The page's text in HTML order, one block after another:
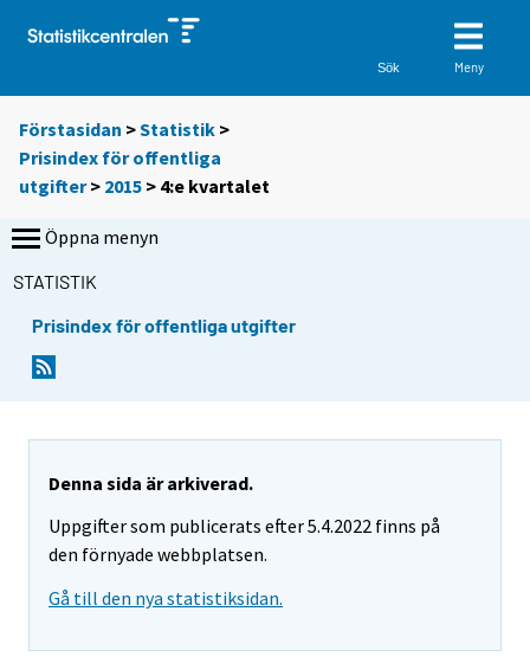
Sök Meny
Förstasidan >Statistik >
Prisindex för offentliga
utgifter> 2015 > 4:e kvartalet
Öppna menyn
STATISTIK
Prisindex för offentliga utgifter
Denna sida är arkiverad.
Uppgifter som publicerats efter 5.4.2022 finns på
den förnyade webbplatsen.
Gå till den nya statistiksidan.